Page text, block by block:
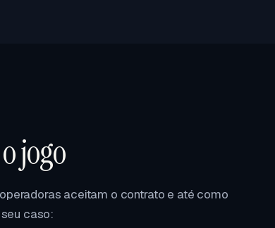
jogo
aceitam o contrato e até como
caso: